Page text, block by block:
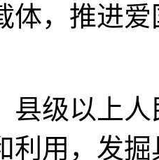
体，推进
级以上人
利用，发